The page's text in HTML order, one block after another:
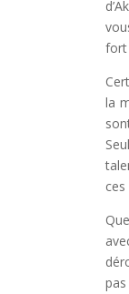
fort
la